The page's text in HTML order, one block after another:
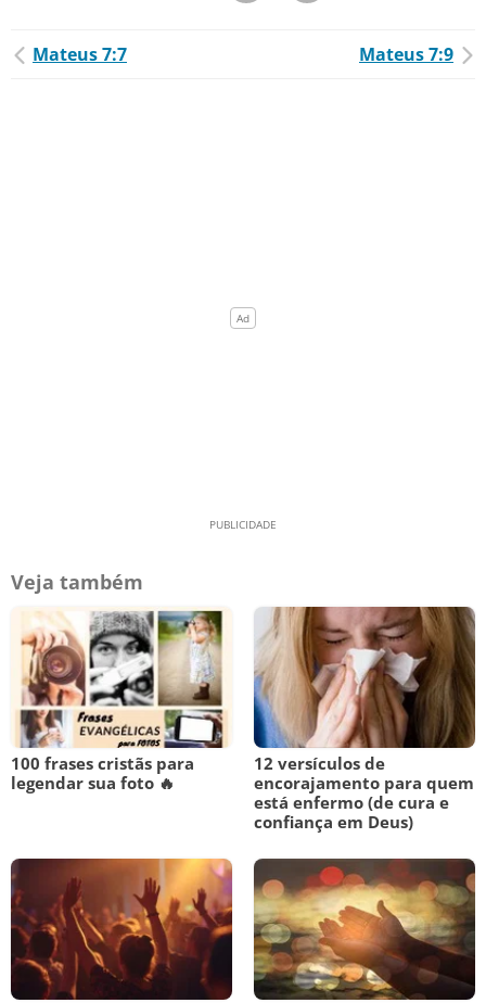
Mateus 7:7 Mateus 7:9
Veja também
100 frases cristãs para
legendar sua foto 🔥
12 versículos de
encorajamento para quem
está enfermo (de cura e
confiança em Deus)